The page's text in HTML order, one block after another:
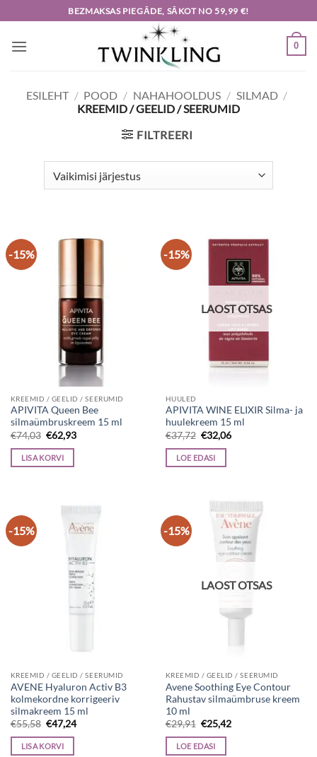
to
content
BEZMAKSAS PIEGĀDE, SĀKOT NO 59,99 €!
0
ESILEHT / POOD / NAHAHOOLDUS / SILMAD /
KREEMID / GEELID / SEERUMID
FILTREERI
-15%
KREEMID / GEELID / SEERUMID
APIVITA Queen Bee
silmaümbruskreem 15 ml
€74,03 Algne
hind
oli:
€74,03.
€62,93Current
LISA KORVI
-15%
LAOST OTSAS
HUULED
APIVITA WINE ELIXIR Silma- ja
huulekreem 15 ml
€37,72 Algne
hind
oli:
€37,72.
€32,06Current
LOE EDASI
-15%
KREEMID / GEELID / SEERUMID
AVENE Hyaluron Activ B3
kolmekordne korrigeeriv
silmakreem 15 ml
€55,58 Algne
hind
oli:
€55,58.
€47,24Current
LISA KORVI
-15%
LAOST OTSAS
KREEMID / GEELID / SEERUMID
Avene Soothing Eye Contour
Rahustav silmaümbruse kreem
10 ml
€29,91 Algne
hind
oli:
€29,91.
€25,42Current
LOE EDASI